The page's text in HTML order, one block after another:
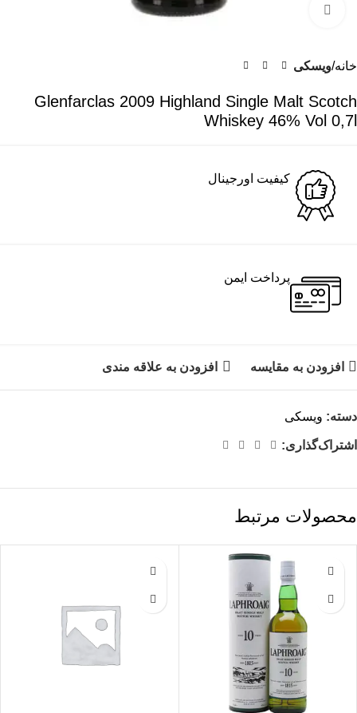
برای بزرگنمایی کلیک کنید
خانه ویسکی
Glenfarclas 2009 Highland Single Malt Scotch
Whiskey 46% Vol 0,7l
کیفیت اورجینال
پرداخت ایمن
افزودن به مقایسه افزودن به علاقه مندی
دسته: ویسکی
اشتراک‌گذاری:
محصولات مرتبط